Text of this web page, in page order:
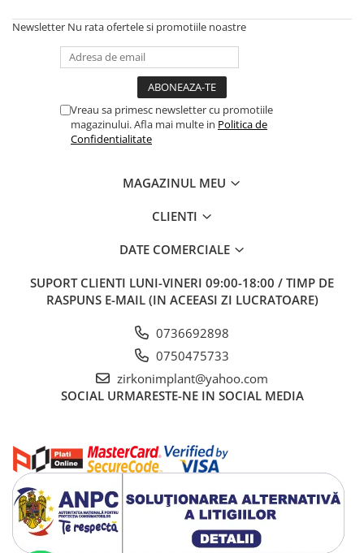
MANERE
Echipamente Cabinet
ZIRCONIU One4ALL
Newsletter Nu rata ofertele si promotiile noastre
Vreau sa primesc newsletter cu promotiile
magazinului. Afla mai multe in Politica de
Confidentialitate
MAGAZINUL MEU
CLIENTI
DATE COMERCIALE
SUPORT CLIENTI LUNI-VINERI 09:00-18:00 / TIMP DE
RASPUNS E-MAIL (IN ACEEASI ZI LUCRATOARE)
0736692898
0750475733
zirkonimplant@yahoo.com
SOCIAL URMARESTE-NE IN SOCIAL MEDIA